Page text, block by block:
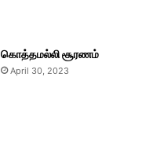
கொத்தமல்லி சூரணம்
April 30, 2023